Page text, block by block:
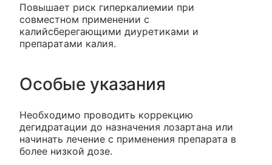
Повышает риск гиперкалиемии при
совместном применении с
калийсберегающими диуретиками и
препаратами калия.
Особые указания
Необходимо проводить коррекцию
дегидратации до назначения лозартана или
начинать лечение с применения препарата в
более низкой дозе.